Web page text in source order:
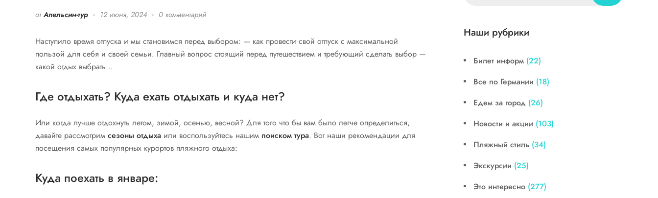
от Апельсин-тур 12 июня, 2024 0 комментарий
Наступило время отпуска и мы становимся перед выбором: — как провести свой отпуск с максимальной
пользой для себя и своей семьи. Главный вопрос стоящий перед путешествием и требующий сделать выбор —
какой отдых выбрать…
Где отдыхать? Куда ехать отдыхать и куда нет?
Или когда лучше отдохнуть летом, зимой, осенью, весной? Для того что бы вам было легче определиться,
давайте рассмотрим сезоны отдыха или воспользуйтесь нашим поиском тура. Вот наши рекомендации для
посещения самых популярных курортов пляжного отдыха:
Куда поехать в январе:
Наши рубрики
Билет информ (22)
Все по Германии (18)
Едем за город (26)
Новости и акции (103)
Пляжный стиль (34)
Экскурсии (25)
Это интересно (277)